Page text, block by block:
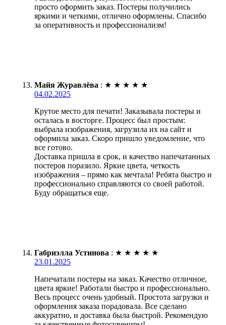
просто оформить заказ. Постеры получились
яркими и четкими, отлично оформлены. Спасибо
за оперативность и профессионализм!
Майя Журавлёва : ★ ★ ★ ★ ★
04.02.2025
Крутое место для печати! Заказывала постеры и
осталась в восторге. Процесс был простым:
выбрала изображения, загрузила их на сайт и
оформила заказ. Скоро пришло уведомление, что
все готово.
Доставка пришла в срок, и качество напечатанных
постеров поразило. Яркие цвета, четкость
изображения – прямо как мечтала! Ребята быстро и
профессионально справляются со своей работой.
Буду обращаться еще.
Габриэлла Устинова : ★ ★ ★ ★ ★
23.01.2025
Напечатали постеры на заказ. Качество отличное,
цвета яркие! Работали быстро и профессионально.
Весь процесс очень удобный. Простота загрузки и
оформления заказа порадовала. Все сделано
аккуратно, и доставка была быстрой. Рекомендую